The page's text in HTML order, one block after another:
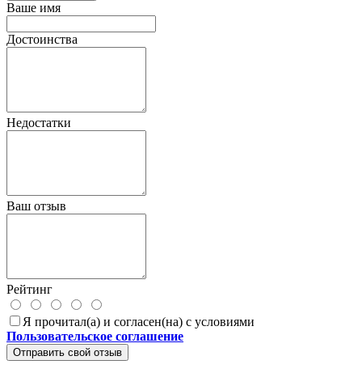
Ваше имя
Достоинства
Недостатки
Ваш отзыв
Рейтинг
Я прочитал(а) и согласен(на) с условиями
Пользовательское соглашение
Отправить свой отзыв